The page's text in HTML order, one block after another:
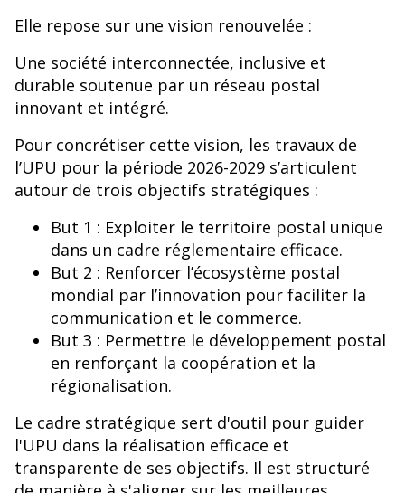
Elle repose sur une vision renouvelée :
Une société interconnectée, inclusive et
durable soutenue par un réseau postal
innovant et intégré.
Pour concrétiser cette vision, les travaux de
l’UPU pour la période 2026-2029 s’articulent
autour de trois objectifs stratégiques :
But 1 : Exploiter le territoire postal unique
dans un cadre réglementaire efficace.
But 2 : Renforcer l’écosystème postal
mondial par l’innovation pour faciliter la
communication et le commerce.
But 3 : Permettre le développement postal
en renforçant la coopération et la
régionalisation.
Le cadre stratégique sert d'outil pour guider
l'UPU dans la réalisation efficace et
transparente de ses objectifs. Il est structuré